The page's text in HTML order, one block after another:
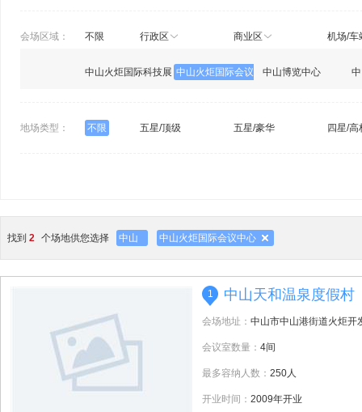
会场区域： 不限 行政区 商业区 机场/车
中山火炬国际科技展 中山火炬国际会议 中山博览中心
地场类型：
不限 五星/顶级 五星/豪华 四星/高
找到 2 个场地供您选择 中山 中山火炬国际会议中心
1 中山天和温泉度假村
会场地址： 中山市中山港街道火炬开
会议室数量： 4间
最多容纳人数： 250人
开业时间： 2009年开业